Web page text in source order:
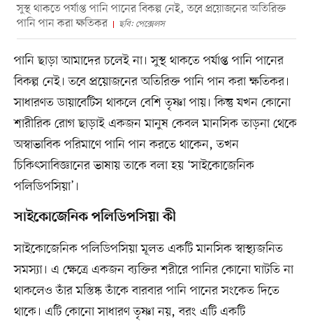
সুস্থ থাকতে পর্যাপ্ত পানি পানের বিকল্প নেই, তবে প্রয়োজনের অতিরিক্ত
পানি পান করা ক্ষতিকর
ছবি: পেক্সেলস
পানি ছাড়া আমাদের চলেই না। সুস্থ থাকতে পর্যাপ্ত পানি পানের
বিকল্প নেই। তবে প্রয়োজনের অতিরিক্ত পানি পান করা ক্ষতিকর।
সাধারণত ডায়াবেটিস থাকলে বেশি তৃষ্ণা পায়। কিন্তু যখন কোনো
শারীরিক রোগ ছাড়াই একজন মানুষ কেবল মানসিক তাড়না থেকে
অস্বাভাবিক পরিমাণে পানি পান করতে থাকেন, তখন
চিকিৎসাবিজ্ঞানের ভাষায় তাকে বলা হয় ‘সাইকোজেনিক
পলিডিপসিয়া’।
সাইকোজেনিক পলিডিপসিয়া কী
সাইকোজেনিক পলিডিপসিয়া মূলত একটি মানসিক স্বাস্থ্যজনিত
সমস্যা। এ ক্ষেত্রে একজন ব্যক্তির শরীরে পানির কোনো ঘাটতি না
থাকলেও তাঁর মস্তিষ্ক তাঁকে বারবার পানি পানের সংকেত দিতে
থাকে। এটি কোনো সাধারণ তৃষ্ণা নয়, বরং এটি একটি